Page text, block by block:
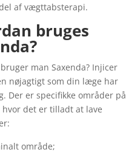
af vægttabsterapi.
bruges
man Saxenda? Injicer
nøjagtigt som din læge har
Der er specifikke områder på
hvor det er tilladt at lave
område;